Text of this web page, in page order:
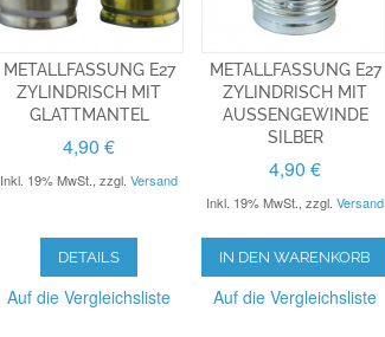
METALLFASSUNG E27
ZYLINDRISCH MIT
GLATTMANTEL
4,90 €
Inkl. 19% MwSt. ,zzgl.Versand
DETAILS
Auf die Vergleichsliste
METALLFASSUNG E27
ZYLINDRISCH MIT
AUSSENGEWINDE S
ILBER
4,90 €
Inkl. 19% MwSt. ,zzgl.Versand
IN DEN WARENKORB
Auf die Vergleichsliste